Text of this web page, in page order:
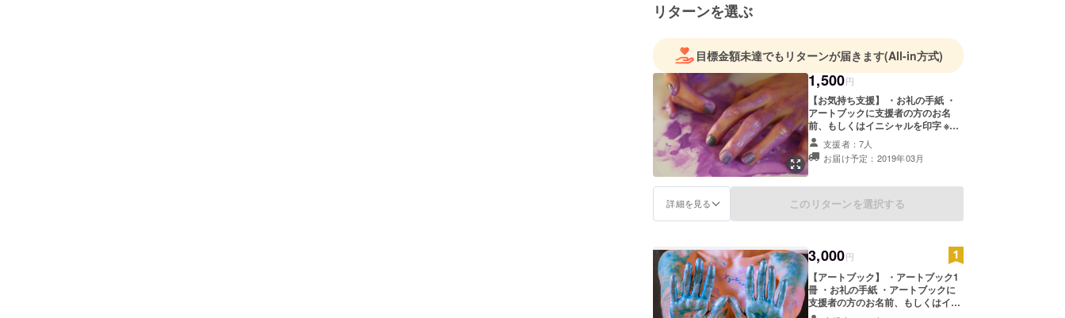
リターンを選ぶ
目標金額未達でもリターンが届きます(All-in方式)
1,500円
【お気持ち支援】 ・お礼の手紙 ・
アートブックに支援者の方のお名
前、もしくはイニシャルを印字 ※支
援時、必ず備考欄にご希望のお名前
をご記入ください。 記入のない場合
はCAMPFIREのユーザー名を掲載い
支援者：7人
お届け予定：2019年03月
詳細を見る このリターンを選択する
3,000円
【アートブック】 ・アートブック1
冊 ・お礼の手紙 ・アートブックに
支援者の方のお名前、もしくはイニ
シャルを印字 ※支援時、必ず備考欄